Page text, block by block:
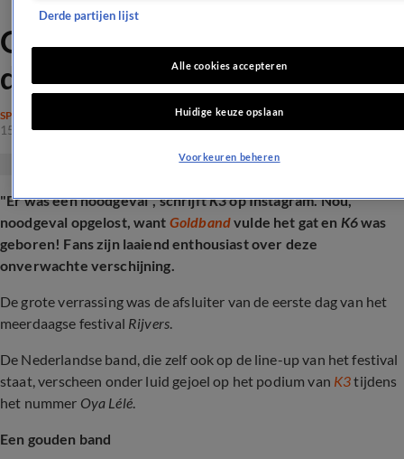
Opvallend: K3 trad op met
déze Nederlandse band
SPRAAKMAKEND
15 aug 2025, 12:05
"Er was een noodgeval", schrijftK3op Instagram. Nou,
noodgeval opgelost, want Goldbandvulde het gat en K6was
geboren! Fans zijn laaiend enthousiast over deze
onverwachte verschijning.
De grote verrassing was de afsluiter van de eerste dag van het
meerdaagse festival Rijvers.
De Nederlandse band, die zelf ook op de line-up van het festival
staat, verscheen onder luid gejoel op het podium van K3tijdens
het nummer Oya Lélé.
Een gouden band
Derde partijen lijst
Alle cookies accepteren
Huidige keuze opslaan
Voorkeuren beheren